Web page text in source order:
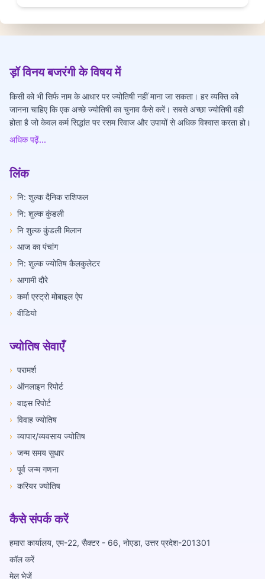
ड़ॉ विनय बजरंगी के विषय में
किसी को भी सिर्फ नाम के आधार पर ज्योतिषी नहीं माना जा सकता। हर व्यक्ति को
जानना चाहिए कि एक अच्छे ज्योतिषी का चुनाव कैसे करें। सबसे अच्छा ज्योतिषी वही
होता है जो केवल कर्म सिद्धांत पर रसम रिवाज और उपायों से अधिक विश्वास करता हो।
अधिक पढ़ें...
लिंक
› नि: शुल्क दैनिक राशिफल
› नि: शुल्क कुंडली
› नि शुल्क कुंडली मिलान
› आज का पंचांग
› नि: शुल्क ज्योतिष कैलकुलेटर
› आगामी दौरे
› कर्मा एस्ट्रो मोबाइल ऐप
› वीडियो
ज्योतिष सेवाएँ
› परामर्श
› ऑनलाइन रिपोर्ट
› वाइस रिपोर्ट
› विवाह ज्योतिष
› व्यापार/व्यवसाय ज्योतिष
› जन्म समय सुधार
› पूर्व जन्म गणना
› करियर ज्योतिष
कैसे संपर्क करें
हमारा कार्यालय, एम-22, सैक्टर - 66, नोएडा, उत्तर प्रदेश-201301
कॉल करें
मेल भेजें